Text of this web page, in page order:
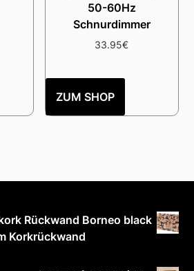
50-60Hz
Schnurdimmer
33.95€
ZUM SHOP
Rückwand Borneo black
Korkrückwand